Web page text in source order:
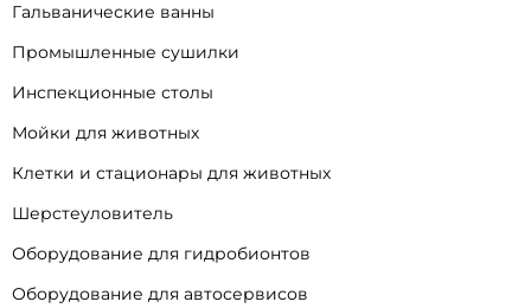
Гальванические ванны
Промышленные сушилки
Инспекционные столы
Мойки для животных
Клетки и стационары для животных
Шерстеуловитель
Оборудование для гидробионтов
Оборудование для автосервисов